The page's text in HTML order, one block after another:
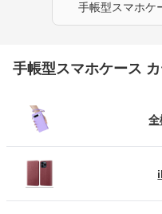
手帳型スマホケ
手帳型スマホケース
全